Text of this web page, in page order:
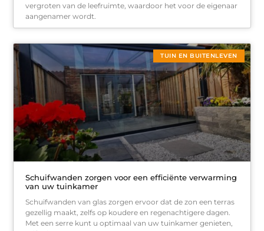
vergroten van de leefruimte, waardoor het voor de eigenaar
aangenamer wordt.
TUIN EN BUITENLEVEN
Schuifwanden zorgen voor een efficiënte verwarming
van uw tuinkamer
Schuifwanden van glas zorgen ervoor dat de zon een terras
gezellig maakt, zelfs op koudere en regenachtigere dagen.
Met een serre kunt u optimaal van uw tuinkamer genieten,